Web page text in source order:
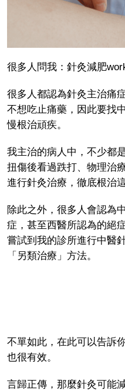
很多人問我：針灸減肥
很多人都認為針灸主治痛
不想吃止痛藥，因此要找
慢根治頑疾。
我主治的病人中，不少都
扭傷後看過跌打、物理治
進行針灸治療，徹底根治
除此之外，很多人會認為
症，甚至西醫所認為的絕
嘗試到我的診所進行中醫
「另類治療」方法。
不單如此，在此可以告訴
也很有效。
言歸正傳，那麼針灸可能